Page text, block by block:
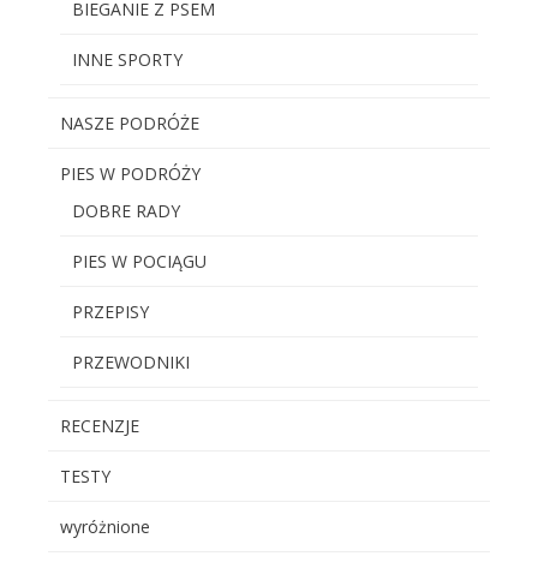
BIEGANIE Z PSEM
INNE SPORTY
NASZE PODRÓŻE
PIES W PODRÓŻY
DOBRE RADY
PIES W POCIĄGU
PRZEPISY
PRZEWODNIKI
RECENZJE
TESTY
wyróżnione